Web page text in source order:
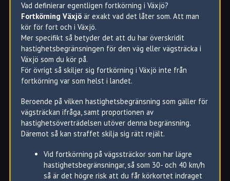
Vad definierar egentligen fortkörning i Växjö?
Fortkörning Växjö är exakt vad det låter som. Att man
kör för fort och i Växjö.
Mer specifikt så betyder det att du har överskridit
hastighetsbegränsningen för den väg eller vägsträcka i
Växjö som du kör på.
För övrigt så skiljer sig fortkörning i Växjö inte från
fortkörning var som helst i landet.
Beroende på vilken hastighetsbegränsning som gäller för
vägsträckan ifråga, samt proportionen av
hastighetsöverträdelsen utöver denna begränsning.
Däremot så kan straffet skilja sig rätt rejält.
Vid fortkörning på vägssträckor som har lägre
hastighetsbegränsningar, så som 30- och 40 km/h
så är det högre risk att du får körkortet indraget